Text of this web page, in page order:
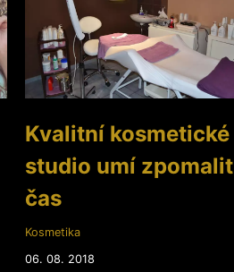
Kvalitní kosmetické
studio umí zpomalit
čas
Kosmetika
06. 08. 2018